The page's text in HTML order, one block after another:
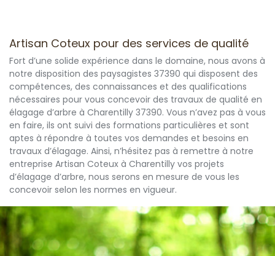
Artisan Coteux pour des services de qualité
Fort d’une solide expérience dans le domaine, nous avons à
notre disposition des paysagistes 37390 qui disposent des
compétences, des connaissances et des qualifications
nécessaires pour vous concevoir des travaux de qualité en
élagage d’arbre à Charentilly 37390. Vous n’avez pas à vous
en faire, ils ont suivi des formations particulières et sont
aptes à répondre à toutes vos demandes et besoins en
travaux d’élagage. Ainsi, n’hésitez pas à remettre à notre
entreprise Artisan Coteux à Charentilly vos projets
d’élagage d’arbre, nous serons en mesure de vous les
concevoir selon les normes en vigueur.